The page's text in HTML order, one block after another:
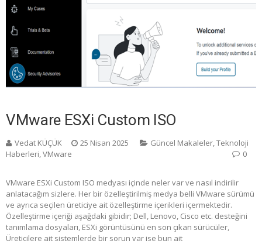
VMware ESXi Custom ISO
Vedat KÜÇÜK 25 Nisan 2025 Güncel Makaleler Teknoloji
Haberleri VMware 0
VMware ESXi Custom ISO medyası içinde neler var ve nasıl indirilir
anlatacağım sizlere. Her bir özelleştirilmiş medya belli VMware sürümü
ve ayrıca seçilen üreticiye ait özelleştirme içerikleri içermektedir.
Özelleştirme içeriği aşağdaki gibidir; Dell, Lenovo, Cisco etc. desteğini
tanımlama dosyaları, ESXi görüntüsünü en son çıkan sürücüler,
Üreticilere ait sistemlerde bir sorun var ise bun ait